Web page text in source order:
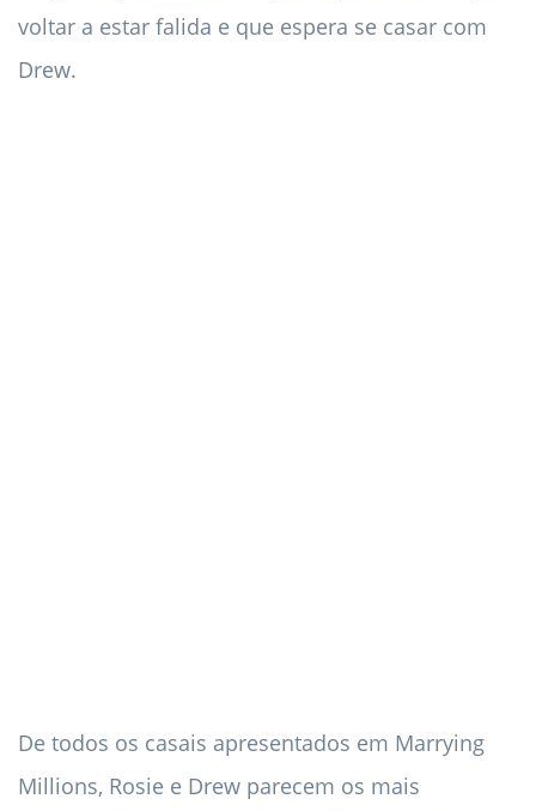
voltar a estar falida e que espera se casar com
Drew.
De todos os casais apresentados em Marrying
Millions, Rosie e Drew parecem os mais